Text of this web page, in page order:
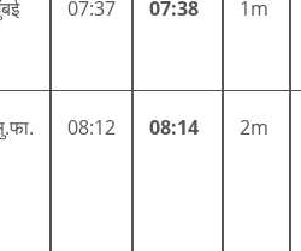
07:37 07:38 1m
08:12 08:14 2m